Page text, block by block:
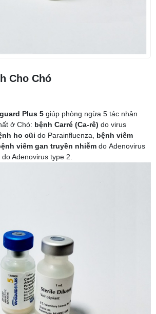
Cho Chó
Plus 5 giúp phòng ngừa 5 tác nhân
ở Chó: bệnh Carré (Ca-rê) do virus
ho cũi do Parainfluenza, bệnh viêm
viêm gan truyền nhiễm do Adenovirus
do Adenovirus type 2.